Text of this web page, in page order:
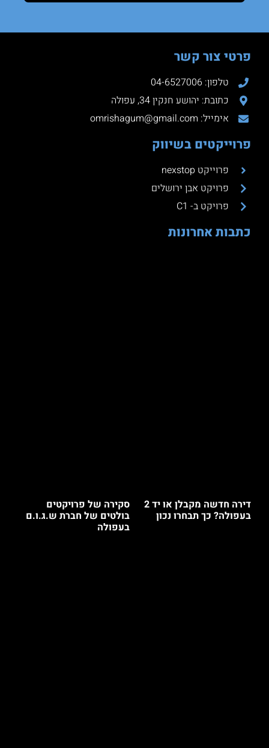
פרטי צור קשר
טלפון: 04-6527006
כתובת: יהושע חנקין 34, עפולה
אימייל: omrishagum@gmail.com
פרוייקטים בשיווק
פרוייקט nexstop
פרויקט אבן ירושלים
פרויקט ב- C1
כתבות אחרונות
דירה חדשה מקבלן או יד 2
בעפולה? כך תבחרו נכון
סקירה של פרויקטים
בולטים של חברת ש.ג.ו.ם
בעפולה